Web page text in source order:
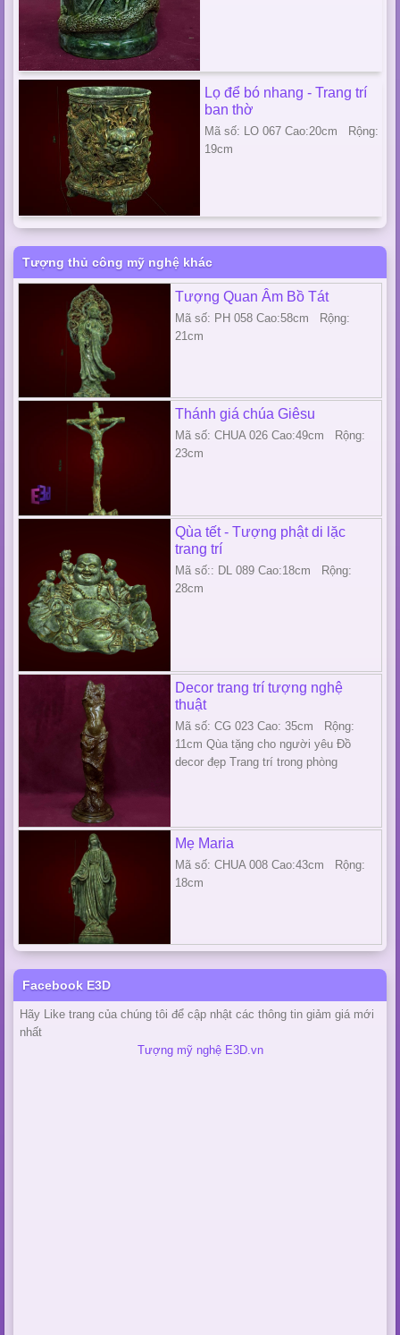
Lọ để bó nhang - Trang trí
ban thờ
Mã số: LO 067 Cao:20cm Rộng:
19cm
Tượng thủ công mỹ nghệ khác
Tượng Quan Âm Bồ Tát
Mã số: PH 058 Cao:58cm Rộng:
21cm
Thánh giá chúa Giêsu
Mã số: CHUA 026 Cao:49cm Rộng:
23cm
Qùa tết - Tượng phật di lặc
trang trí
Mã số:: DL 089 Cao:18cm Rộng:
28cm
Decor trang trí tượng nghệ
thuật
Mã số: CG 023 Cao: 35cm Rộng:
11cm Qùa tặng cho người yêu Đồ
decor đẹp Trang trí trong phòng
Mẹ Maria
Mã số: CHUA 008 Cao:43cm Rộng:
18cm
Facebook E3D
Hãy Like trang của chúng tôi để cập nhật các thông tin giảm giá mới
nhất
Tượng mỹ nghệ E3D.vn